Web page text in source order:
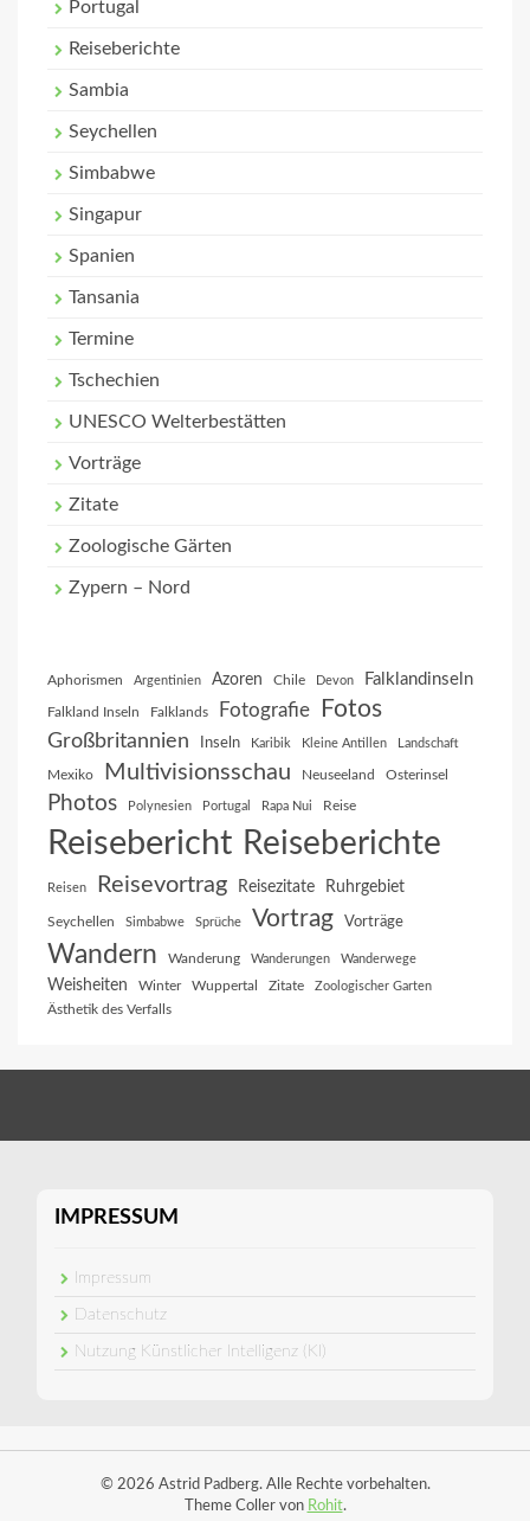
Portugal
Reiseberichte
Sambia
Seychellen
Simbabwe
Singapur
Spanien
Tansania
Termine
Tschechien
UNESCO Welterbestätten
Vorträge
Zitate
Zoologische Gärten
Zypern – Nord
Aphorismen Argentinien Azoren Chile Devon Falklandinseln
Falkland Inseln Falklands Fotografie Fotos
Großbritannien Inseln Karibik Kleine Antillen Landschaft
Mexiko Multivisionsschau Neuseeland Osterinsel
Photos Polynesien Portugal Rapa Nui Reise
Reisebericht Reiseberichte
Reisen Reisevortrag Reisezitate Ruhrgebiet
Seychellen Simbabwe Sprüche Vortrag Vorträge
Wandern Wanderung Wanderungen Wanderwege
Weisheiten Winter Wuppertal Zitate Zoologischer Garten
Ästhetik des Verfalls
IMPRESSUM
Impressum
Datenschutz
Nutzung Künstlicher Intelligenz (KI)
© 2026 Astrid Padberg. Alle Rechte vorbehalten.
Theme Coller von Rohit.